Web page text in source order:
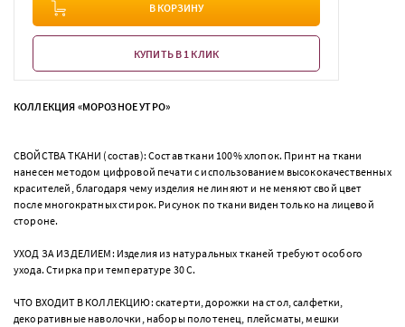
В КОРЗИНУ
КУПИТЬ В 1 КЛИК
КОЛЛЕКЦИЯ «МОРОЗНОЕ УТРО»
СВОЙСТВА ТКАНИ (состав): Состав ткани 100% хлопок. Принт на ткани
нанесен методом цифровой печати с использованием высококачественных
красителей, благодаря чему изделия не линяют и не меняют свой цвет
после многократных стирок. Рисунок по ткани виден только на лицевой
стороне.
УХОД ЗА ИЗДЕЛИЕМ: Изделия из натуральных тканей требуют особого
ухода. Стирка при температуре 30 С.
ЧТО ВХОДИТ В КОЛЛЕКЦИЮ: скатерти, дорожки на стол, салфетки,
декоративные наволочки, наборы полотенец, плейсматы, мешки